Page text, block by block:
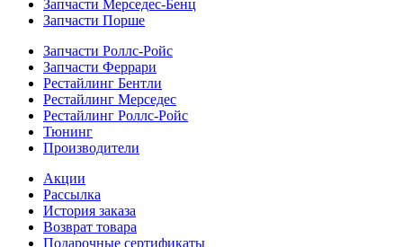
Запчасти Мерседес-Бенц
Запчасти Порше
Запчасти Роллс-Ройс
Запчасти Феррари
Рестайлинг Бентли
Рестайлинг Мерседес
Рестайлинг Роллс-Ройс
Тюнинг
Производители
Акции
Рассылка
История заказа
Возврат товара
Подарочные сертификаты